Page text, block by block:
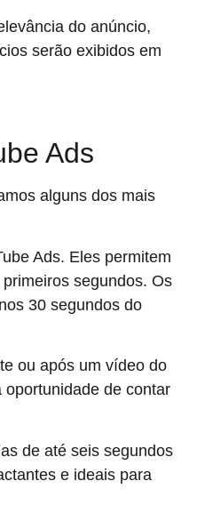
do anúncio,
serão exibidos em
Ads
alguns dos mais
Ads. Eles permitem
segundos. Os
30 segundos do
ou após um vídeo do
oportunidade de contar
de até seis segundos
e ideais para